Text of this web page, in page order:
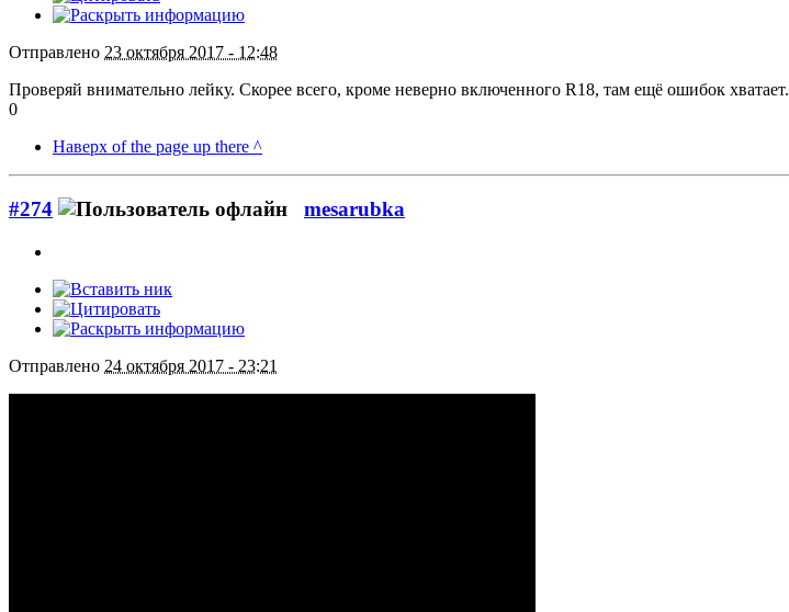
Отправлено 23 октября 2017 - 12:48
Проверяй внимательно лейку. Скорее всего, кроме неверно включенного R18, там ещё ошибок хватает.
0
Наверх of the page up there ^
#274 mesarubka
Отправлено 24 октября 2017 - 23:21